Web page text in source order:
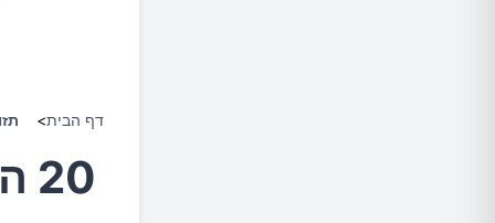
דף הבית>
20 המזונות הטובים ביותר ללב שלך